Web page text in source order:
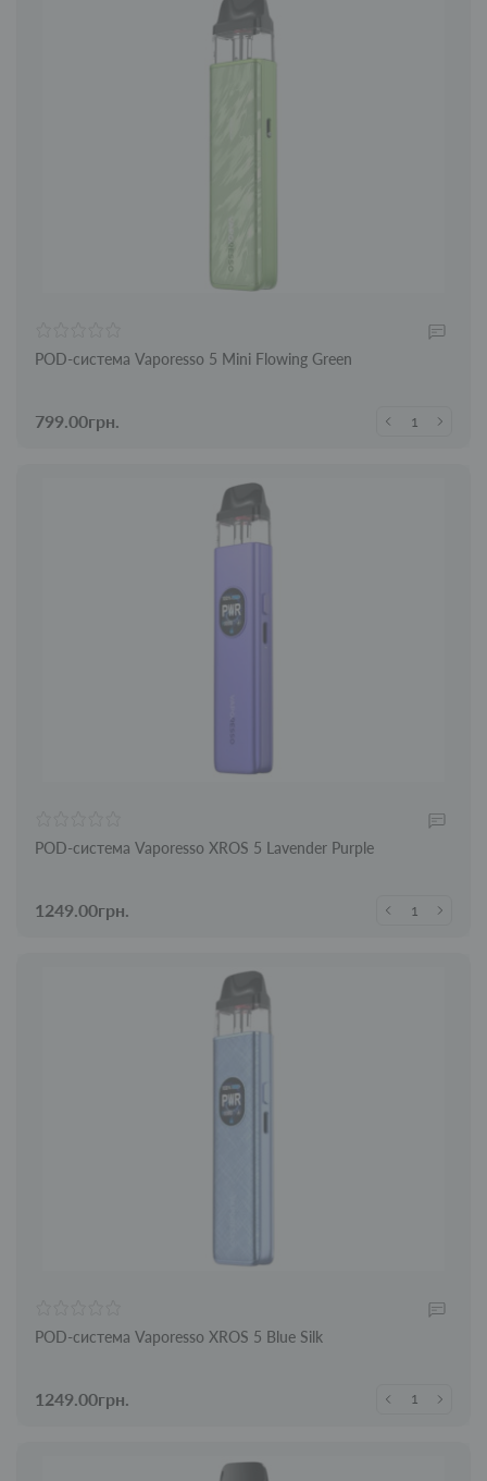
POD-система Vaporesso 5 Mini Flowing Green
799.00грн.
POD-система Vaporesso XROS 5 Lavender Purple
1249.00грн.
POD-система Vaporesso XROS 5 Blue Silk
1249.00грн.